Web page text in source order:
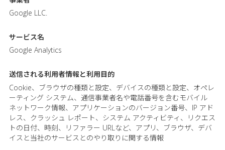
Google LLC.
サービス名
Google Analytics
送信される利用者情報と利用目的
Cookie、ブラウザの種類と設定、デバイスの種類と設定、オペレ
ーティング システム、通信事業者名や電話番号を含むモバイル
ネットワーク情報、アプリケーションのバージョン番号、IP アド
レス、クラッシュ レポート、システム アクティビティ、リクエス
トの日付、時刻、リファラー URLなど、アプリ、ブラウザ、デバ
イスと当社のサービスとのやり取りに関する情報